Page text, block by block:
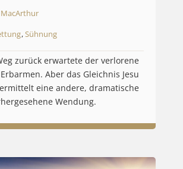
MacArthur
,Sühnung
zurück erwartete der verlorene
Aber das Gleichnis Jesu
eine andere, dramatische
Wendung.